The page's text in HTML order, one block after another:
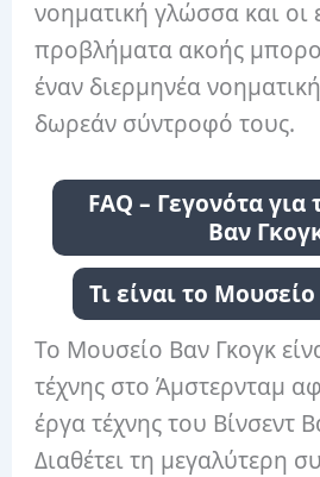
νοηματική γλώσσα και οι
προβλήματα ακοής
έναν διερμηνέα
δωρεάν σύντροφό τους.
FAQ – Γεγονότα
Βαν
Τι είναι το
Το Μουσείο Βαν Γκογκ
τέχνης στο Άμστερνταμ
έργα τέχνης του Βίνσεντ
Διαθέτει τη μεγαλύτερη